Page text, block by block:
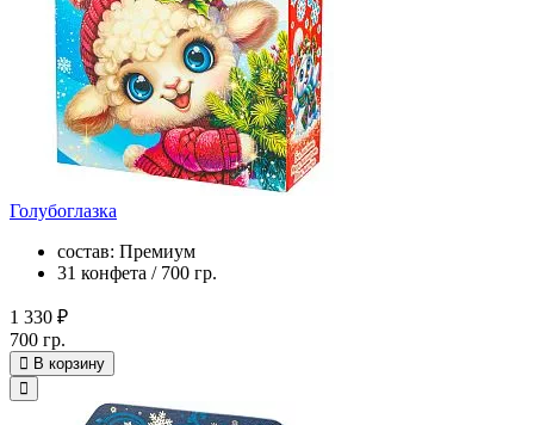
Голубоглазка
состав: Премиум
31 конфета / 700 гр.
1 330 ₽
700 гр.
В корзину